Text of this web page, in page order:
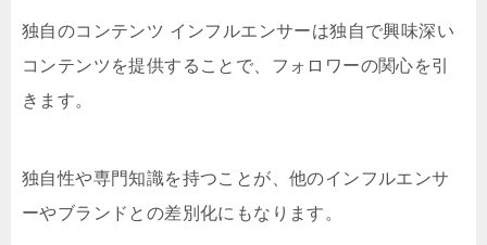
独自のコンテンツ インフルエンサーは独自で興味深い
コンテンツを提供することで、フォロワーの関心を引
きます。
独自性や専門知識を持つことが、他のインフルエンサ
ーやブランドとの差別化にもなります。